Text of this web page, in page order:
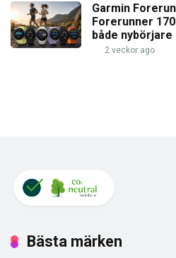
Garmin
Forerunner
både
2 veckor ago
Bästa märken